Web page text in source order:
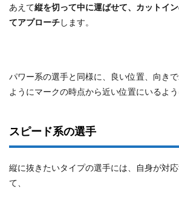
あえて縦を切って中に運ばせて、カットイ
てアプローチします。
パワー系の選手と同様に、良い位置、向き
ようにマークの時点から近い位置にいるよう
スピード系の選手
縦に抜きたいタイプの選手には、自身が対
て、